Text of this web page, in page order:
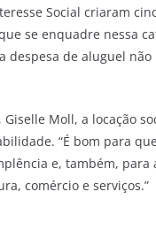
Social criaram
se enquadre nessa
despesa de aluguel não
Moll, a locação
“É bom para
e, também, para
comércio e serviços.”